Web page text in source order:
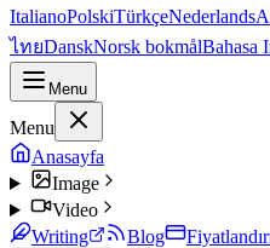
ItalianoPolskiTürkçeNederlands
ไทยDanskNorsk bokmålBahasa
Menu
Menu
Anasayfa
Image
Video
Writing
Blog